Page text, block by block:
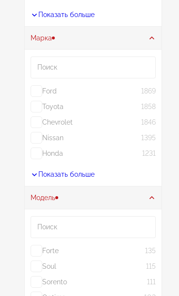
Показать больше
Марка
Ford
1869
Toyota
1858
Chevrolet
1846
Nissan
1395
Honda
1231
Показать больше
Модель
Forte
135
Soul
115
Sorento
111